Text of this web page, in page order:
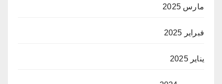
مارس 2025
فبراير 2025
يناير 2025